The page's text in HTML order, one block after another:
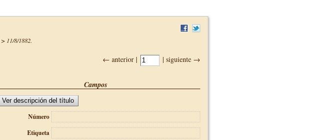
> 11/8/1882.
← anterior | | siguiente →
Campos
Número
Etiqueta